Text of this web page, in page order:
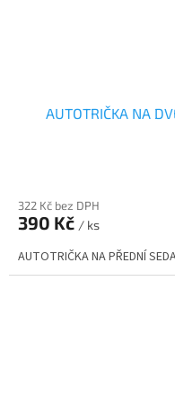
AUTOTRIČKA NA
322 Kč bez DPH
390 Kč / ks
AUTOTRIČKA NA PŘEDNÍ